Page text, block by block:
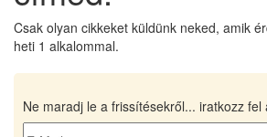
Csak olyan cikkeket küldünk neked, amik
heti 1 alkalommal.
Ne maradj le a frissítésekről... iratkozz fel